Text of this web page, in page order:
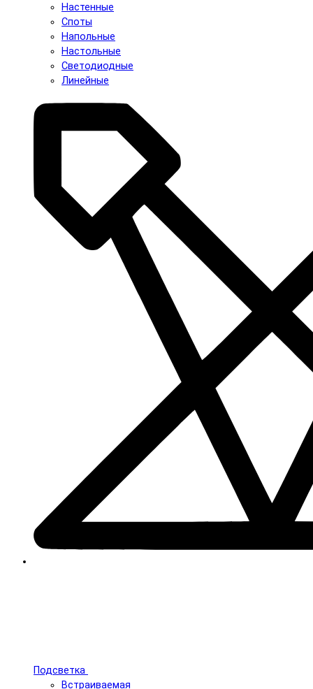
Настенные
Споты
Напольные
Настольные
Светодиодные
Линейные
Подсветка
Встраиваемая